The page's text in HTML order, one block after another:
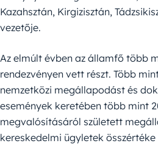
Kazahsztán, Kirgizisztán,
vezetője.
Az elmúlt évben az államfő több
rendezvényen vett részt. Több
nemzetközi megállapodást és
események keretében több mint
megvalósításáról született
kereskedelmi ügyletek